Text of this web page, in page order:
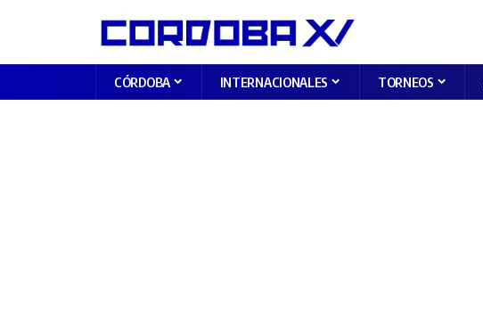
CÓRDOBA INTERNACIONALES TORNEOS